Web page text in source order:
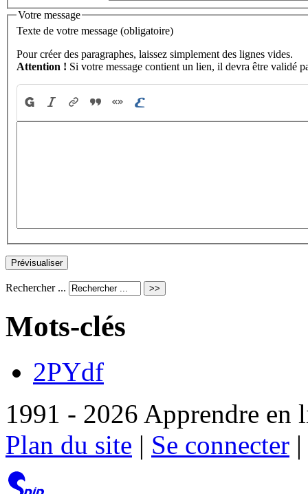
Votre message
Texte de votre message (obligatoire)
Pour créer des paragraphes, laissez simplement des lignes vides.
Attention ! Si votre message contient un lien, il devra être validé
Rechercher ...
Mots-clés
2PYdf
1991 - 2026 Apprendre en
Plan du site | Se connecter |